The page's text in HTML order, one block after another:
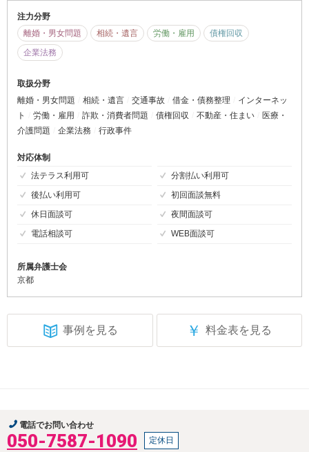
注力分野
離婚・男女問題
相続・遺言 労働・雇用
債権回収
企業法務
取扱分野
離婚・男女問題
相続・遺言 交通事故 借金・債務整理
インターネッ
ト
労働・雇用 詐欺・消費者問題 債権回収 不動産・住まい
医療・
介護問題
企業法務 行政事件
対応体制
法テラス利用可
分割払い利用可
後払い利用可
初回面談無料
休日面談可
夜間面談可
電話相談可
WEB面談可
所属弁護士会
京都
事例を見る ￥ 料金表を見る
電話でお問い合わせ
050-7587-1090 定休日